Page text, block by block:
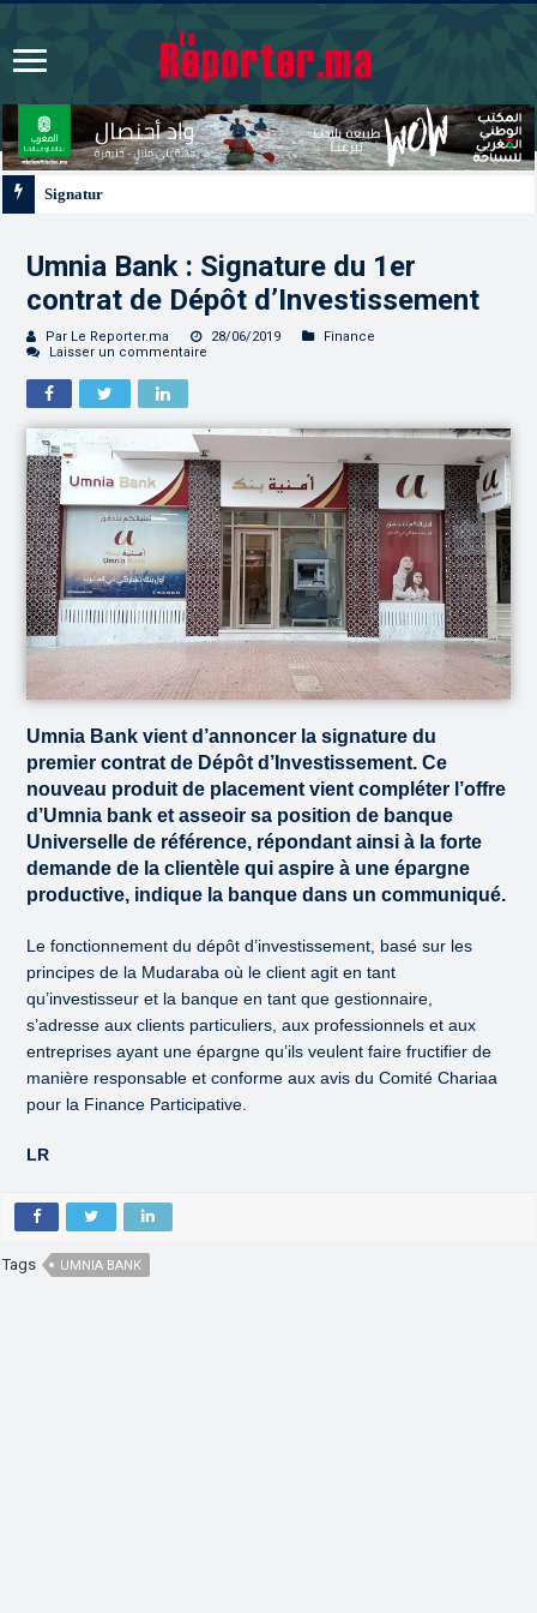
Umnia Bank : Signature du 1er
contrat de Dépôt d’Investissement
Par Le Reporter.ma 28/06/2019
Finance
Laisser un commentaire
Umnia Bank vient d’annoncer la signature du
premier contrat de Dépôt d’Investissement. Ce
nouveau produit de placement vient compléter l’offre
d’Umnia bank et asseoir sa position de banque
Universelle de référence, répondant ainsi à la forte
demande de la clientèle qui aspire à une épargne
productive, indique la banque dans un communiqué.
Le fonctionnement du dépôt d’investissement, basé sur les
principes de la Mudaraba où le client agit en tant
qu’investisseur et la banque en tant que gestionnaire,
s’adresse aux clients particuliers, aux professionnels et aux
entreprises ayant une épargne qu’ils veulent faire fructifier de
manière responsable et conforme aux avis du Comité Chariaa
pour la Finance Participative.
LR
Tags UMNIA BANK